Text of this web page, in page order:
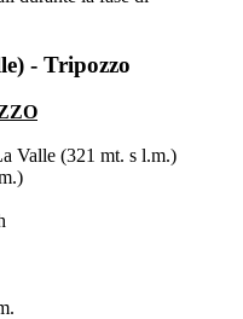
- Tripozzo
Valle (321 mt. s l.m.)